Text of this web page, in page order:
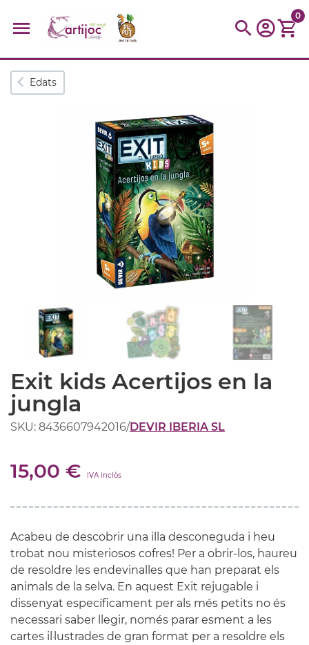
Cerques populars
parquing tinkering kit
0
Edats
Exit kids Acertijos en la
jungla
SKU: 8436607942016/DEVIR IBERIA SL
15,00 € IVA inclòs
Acabeu de descobrir una illa desconeguda i heu
trobat nou misteriosos cofres! Per a obrir-los, haureu
de resoldre les endevinalles que han preparat els
animals de la selva. En aquest Exit rejugable i
dissenyat específicament per als més petits no és
necessari saber llegir, només parar esment a les
cartes il·lustrades de gran format per a resoldre els